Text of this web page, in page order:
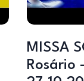
MISSA
Rosário